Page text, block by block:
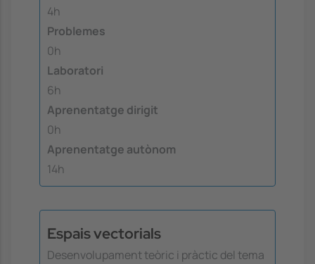
4h
Problemes
0h
Laboratori
6h
Aprenentatge dirigit
0h
Aprenentatge autònom
14h
Espais vectorials
Desenvolupament teòric i pràctic del tema